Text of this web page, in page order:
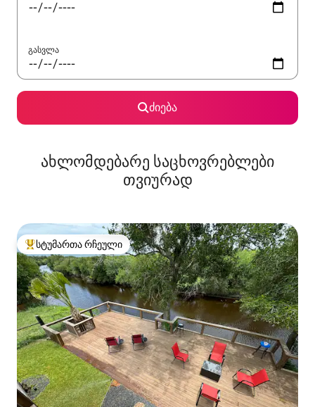
გასვლა
ძიება
ახლომდებარე საცხოვრებლები
თვიურად
სტუმართა რჩეული მოწინავე ვარიანტი
სტუმართა რჩეული